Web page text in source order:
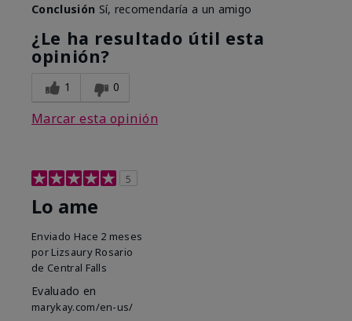
Conclusión Sí, recomendaría a un amigo
¿Le ha resultado útil esta
opinión?
1 0
Marcar esta opinión
5
Lo ame
Enviado Hace 2 meses
por Lizsaury Rosario
de Central Falls
Evaluado en
marykay.com/en-us/